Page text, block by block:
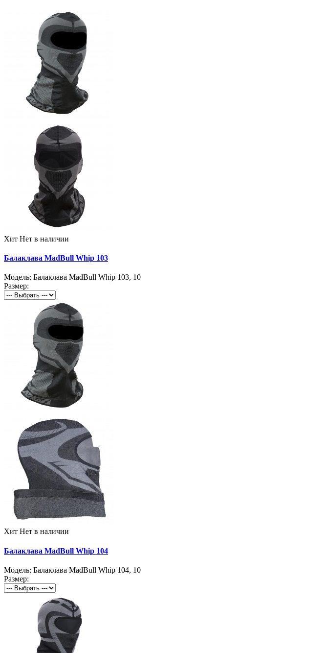
Хит Нет в наличии
Балаклава MadBull Whip 103
Модель: Балаклава MadBull Whip 103, 10
Размер:
Хит Нет в наличии
Балаклава MadBull Whip 104
Модель: Балаклава MadBull Whip 104, 10
Размер: